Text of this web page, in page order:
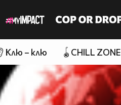
Клю – клю 🪀CHILL ZONE